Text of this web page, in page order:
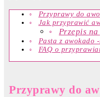
Przyprawy do
Jak przyprawić
Przepis
Pasta z awokado
FAQ o
Przyprawy do